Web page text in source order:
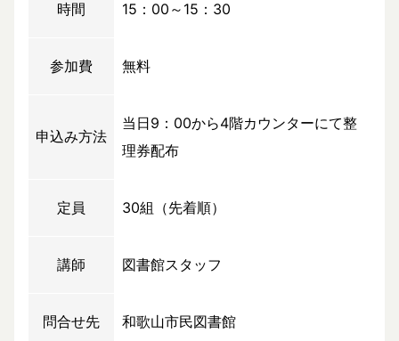
時間 15：00～15：30
参加費 無料
申込み方法
当日9：00から4階カウンターにて整
理券配布
定員 30組（先着順）
講師 図書館スタッフ
問合せ先 和歌山市民図書館